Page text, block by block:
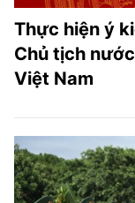
Thực hiện ý
Chủ tịch
Việt Nam